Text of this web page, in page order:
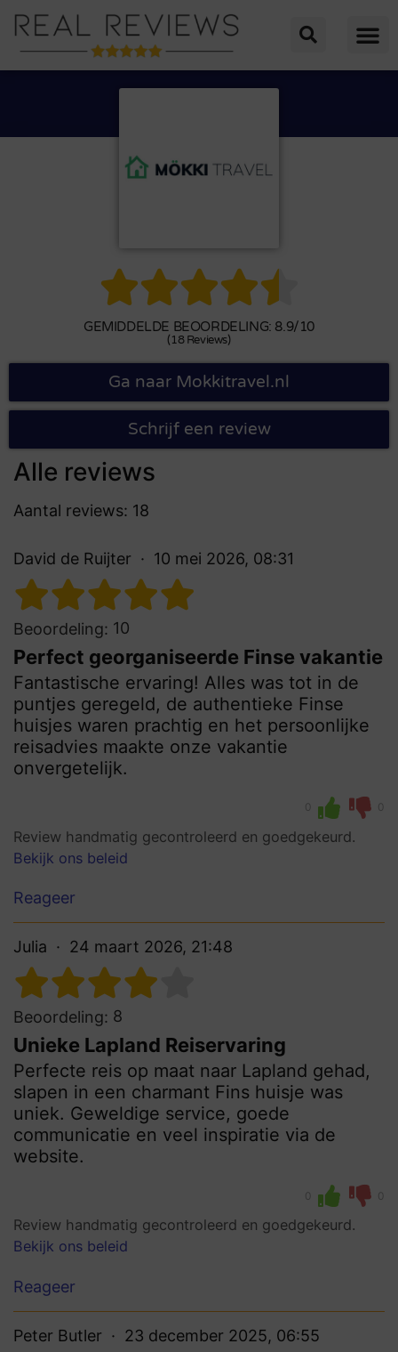

GEMIDDELDE BEOORDELING: 8.9/10
(18 Reviews)
Ga naar Mokkitravel.nl
Schrijf een review
Alle reviews
Aantal reviews: 18
David de Ruijter 10 mei 2026, 08:31
Beoordeling: 10
Perfect georganiseerde Finse vakantie
Fantastische ervaring! Alles was tot in de
puntjes geregeld, de authentieke Finse
huisjes waren prachtig en het persoonlijke
reisadvies maakte onze vakantie
onvergetelijk.
0 0
Review handmatig gecontroleerd en goedgekeurd.
Bekijk ons beleid
Reageer
Julia 24 maart 2026, 21:48
Beoordeling: 8
Unieke Lapland Reiservaring
Perfecte reis op maat naar Lapland gehad,
slapen in een charmant Fins huisje was
uniek. Geweldige service, goede
communicatie en veel inspiratie via de
website.
0 0
Review handmatig gecontroleerd en goedgekeurd.
Bekijk ons beleid
Reageer
Peter Butler 23 december 2025, 06:55